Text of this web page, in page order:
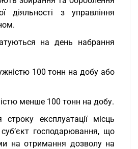
діяльності з управління
на день набрання
100 тонн на добу або
менше 100 тонн на добу.
експлуатації місць
господарювання, що
на отримання дозволу на